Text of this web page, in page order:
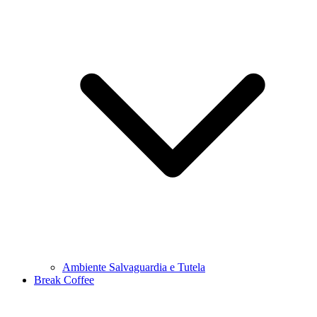
Ambiente Salvaguardia e Tutela
Break Coffee